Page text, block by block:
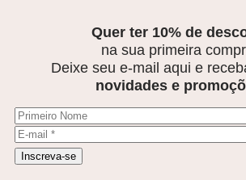
Quer ter 10% de
na sua primeira
Deixe seu e-mail aqui e
novidades e